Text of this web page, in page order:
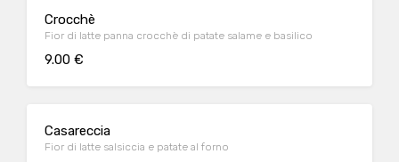
Crocchè
Fior di latte panna crocchè di patate salame e basilico
9.00 €
Casareccia
Fior di latte salsiccia e patate al forno